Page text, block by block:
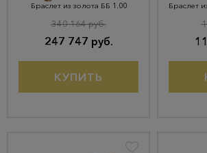
Браслет из золота ББ 1.00
247 747 руб.
340 164 руб.
КУПИТЬ